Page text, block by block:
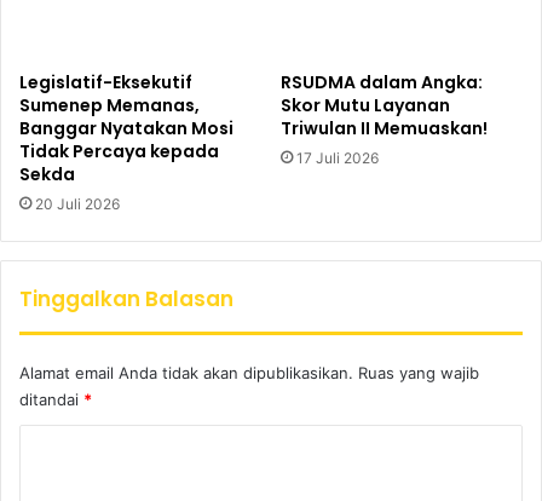
Legislatif-Eksekutif
Sumenep Memanas,
Banggar Nyatakan Mosi
Tidak Percaya kepada
Sekda
20 Juli 2026
RSUDMA dalam Angka:
Skor Mutu Layanan
Triwulan II Memuaskan!
17 Juli 2026
Tinggalkan Balasan
Alamat email Anda tidak akan dipublikasikan. Ruas yang wajib
ditandai *